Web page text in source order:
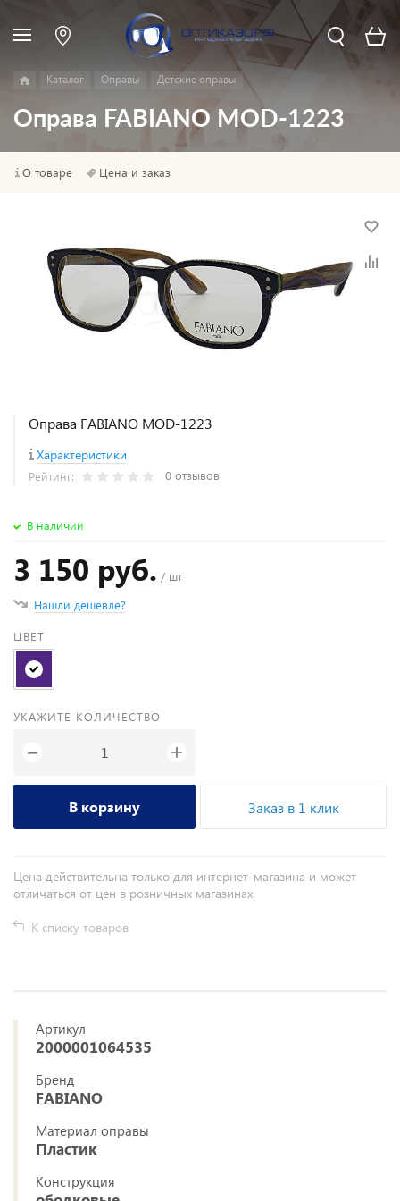
Каталог Оправы Детские оправы
Оправа FABIANO MOD-1223
О товаре Цена и заказ
Оправа FABIANO MOD-1223
Характеристики
Рейтинг: 0 отзывов
В наличии
3 150 руб. / шт
Нашли дешевле?
ЦВЕТ
УКАЖИТЕ КОЛИЧЕСТВО
− +
В корзину Заказ в 1 клик
Цена действительна только для интернет-магазина и может
отличаться от цен в розничных магазинах.
К списку товаров
Артикул
2000001064535
Бренд
FABIANO
Материал оправы
Пластик
Конструкция